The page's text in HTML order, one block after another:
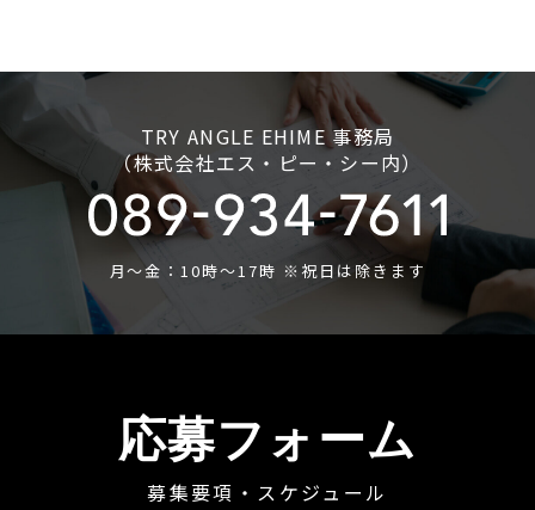
TRY ANGLE EHIME 事務局
（株式会社エス・ピー・シー内）
月〜金：10時〜17時 ※祝日は除きます
応募フォーム
募集要項・スケジュール